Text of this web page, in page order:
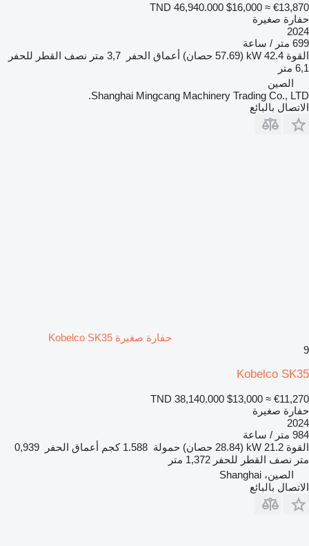
TND 46,940.000 $16,000 ≈ €13,870
حفارة صغيرة
2024
699 متر / ساعة
القوة 42.4 kW (57.69 حصان) أعماق الحفر 3,7 متر
نصف القطر للحفر
6,1 متر
الصين
Shanghai Mingcang Machinery Trading Co., LTD.
الاتصال بالبائع
حفارة صغيرة Kobelco SK35
9
Kobelco SK35
TND 38,140.000 $13,000 ≈ €11,270
حفارة صغيرة
2024
984 متر / ساعة
القوة 21.2 kW (28.84 حصان) حمولة 1.588 كجم أعماق الحفر
0,939
متر نصف القطر للحفر 1,372 متر
الصين، Shanghai
الاتصال بالبائع